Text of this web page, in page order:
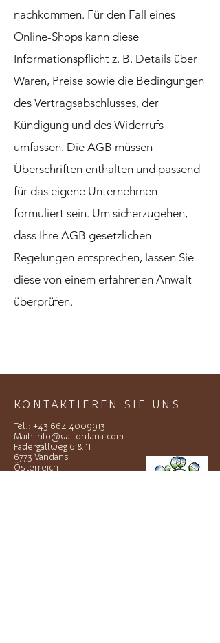
nachkommen. Für den Fall eines
Online-Shops kann diese
Informationspflicht z. B. Details über
Waren, Preise sowie die Bedingungen
des Vertragsabschlusses, der
Kündigung und des Widerrufs
umfassen. Die AGB müssen
Überschriften enthalten und passend
für das eigene Unternehmen
formuliert sein. Um sicherzugehen,
dass Ihre AGB gesetzlichen
Regelungen entsprechen, lassen Sie
diese von einem erfahrenen Anwalt
überprüfen.
KONTAKTIEREN SIE UNS
Tel.: +43 664 4009913
Mail: info@valfontana.com
Fadergallweg 6 & 11
6773 Vandans
Österreich